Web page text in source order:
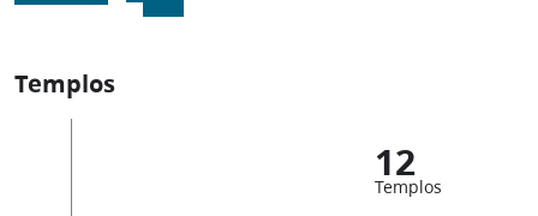
Templos
12
Templos